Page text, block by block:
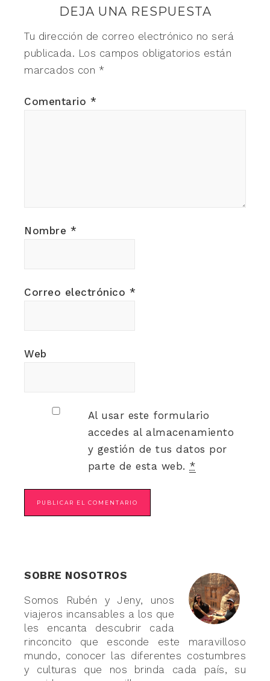
DEJA UNA RESPUESTA
Tu dirección de correo electrónico no será
publicada. Los campos obligatorios están
marcados con *
Comentario *
Nombre *
Correo electrónico *
Web
Al usar este formulario
accedes al almacenamiento
y gestión de tus datos por
parte de esta web. *
SOBRE NOSOTROS
Somos Rubén y Jeny, unos
viajeros incansables a los que
les encanta descubrir cada
rinconcito que esconde este maravilloso
mundo, conocer las diferentes costumbres
y culturas que nos brinda cada país, su